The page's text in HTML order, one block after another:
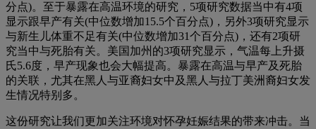
分点)。至于暴露在高温环境的研究，5项研究数据当中有4项
显示跟早产有关(中位数增加15.5个百分点)，另外3项研究显示
与新生儿体重不足有关(中位数增加31个百分点)，还有2项研
究当中与死胎有关。美国加州的3项研究显示，气温每上升摄
氏5.6度，早产现象也会大幅提高。暴露在高温与早产及死胎
的关联，尤其在黑人与亚裔妇女中及黑人与拉丁美洲裔妇女发
生情况特别多。
这份研究让我们更加关注环境对怀孕妊娠结果的带来冲击。当